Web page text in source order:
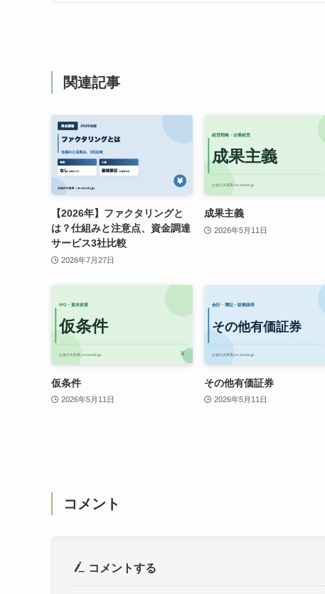
関連記事
【2026年】ファクタリングと
は？仕組みと注意点、資金調達
サービス3社比較
2026年7月27日
成果主義
2026年5月11日
仮条件
2026年5月11日
その他有価証券
2026年5月11日
コメント
コメントする